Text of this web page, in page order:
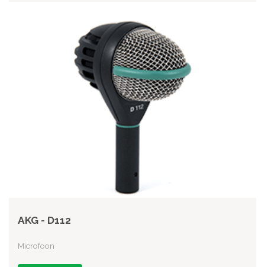
AKG - D112
Microfoon